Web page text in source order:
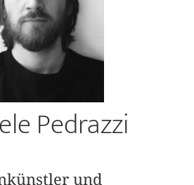
Pedrazzi
und